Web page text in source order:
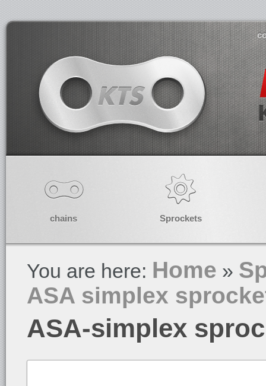
chains Sprockets
You are here: Home »
ASA simplex
ASA-simplex